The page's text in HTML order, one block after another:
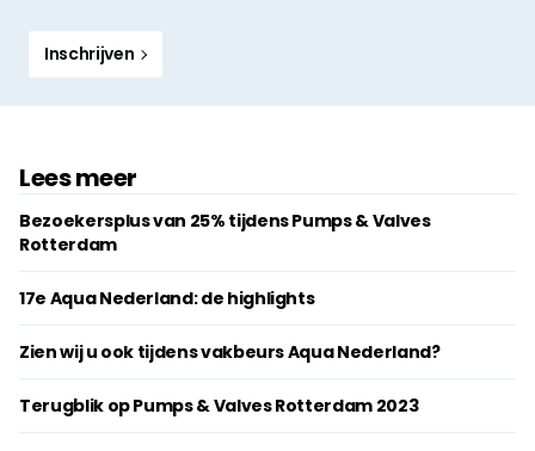
Inschrijven
Lees meer
Bezoekersplus van 25% tijdens Pumps & Valves
Rotterdam
17e Aqua Nederland: de highlights
Zien wij u ook tijdens vakbeurs Aqua Nederland?
Terugblik op Pumps & Valves Rotterdam 2023